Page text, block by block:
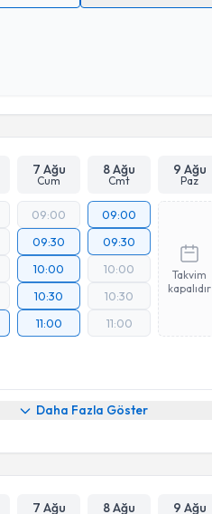
Takvim Talebini Gönder
7 Ağu
Cum
8 Ağu
Cmt
9 Ağu
Paz
09:00
09:30
10:00
10:30
11:00
09:00
09:30
10:00
10:30
11:00
Takvim
kapalıdır
Daha Fazla Göster
7 Ağu 8 Ağu 9 Ağu